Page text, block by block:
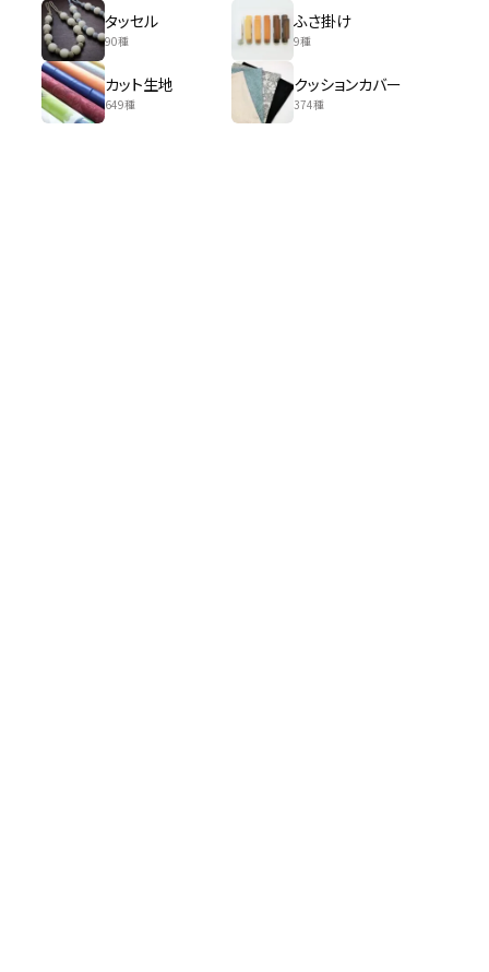
タッセル
90種
ふさ掛け
9種
カット生地
649種
クッションカバー
374種